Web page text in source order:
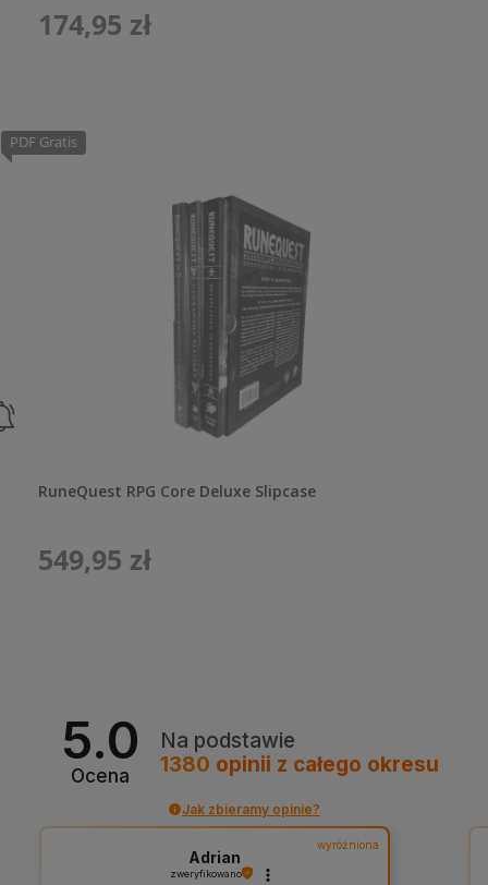
174,95 zł
RuneQuest RPG Core Deluxe Slipcase
549,95 zł
PDF Gratis
5.0
Ocena
Na podstawie
1380 opinii z całego okresu
Jak zbieramy opinie?
wyróżniona
Adrian
zweryfikowano